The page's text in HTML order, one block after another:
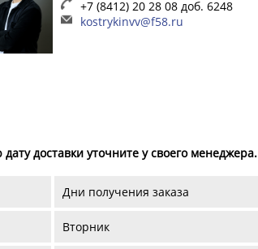
+7 (8412) 20 28 08 доб. 6248
kostrykinvv@f58.ru
доставки уточните у своего менеджера.
Дни получения заказа
Вторник